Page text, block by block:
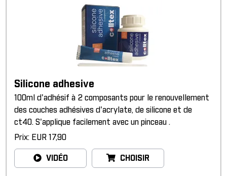
Silicone adhesive
100ml d'adhésif à 2 composants pour le renouvellement
des couches adhésives d'acrylate, de silicone et de
ct40. S'applique facilement avec un pinceau .
Prix: EUR 17,90
VIDÉO CHOISIR